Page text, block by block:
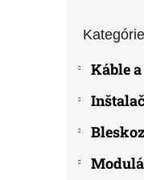
kategórie
Kategórie
Káble